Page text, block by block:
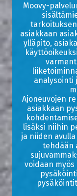
Moovy-
asiakkaan
ylläpito,
analysointi
Ajoneuvojen
asiakkaan
lisäksi niihin
ja niiden
tehdään
voidaan